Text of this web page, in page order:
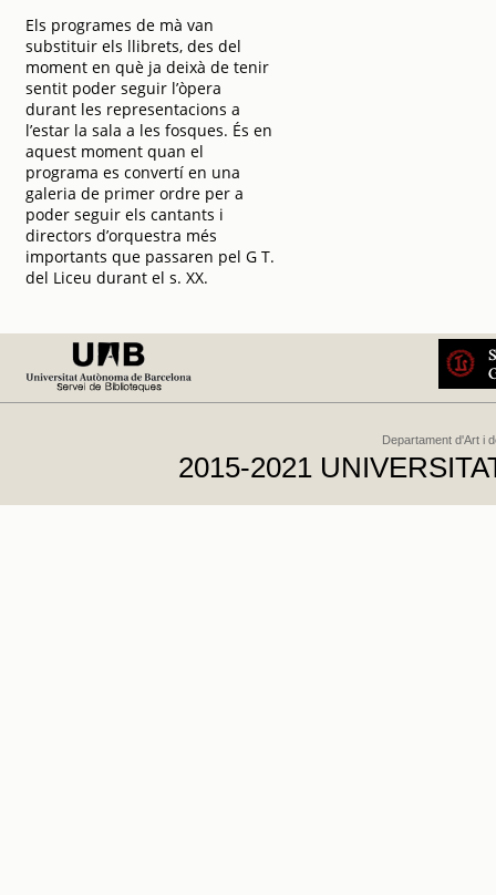
Els programes de mà van
substituir els llibrets, des del
moment en què ja deixà de tenir
sentit poder seguir l’òpera
durant les representacions a
l’estar la sala a les fosques. És en
aquest moment quan el
programa es convertí en una
galeria de primer ordre per a
poder seguir els cantants i
directors d’orquestra més
importants que passaren pel G T.
del Liceu durant el s. XX.
Departament d'Art i
2015-2021